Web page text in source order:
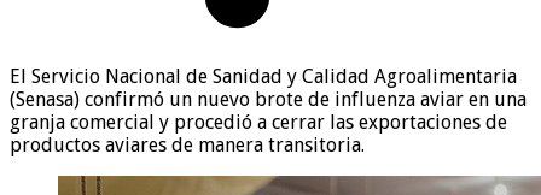
El Servicio Nacional de Sanidad y Calidad Agroalimentaria
(Senasa) confirmó un nuevo brote de influenza aviar en una
granja comercial y procedió a cerrar las exportaciones de
productos aviares de manera transitoria.